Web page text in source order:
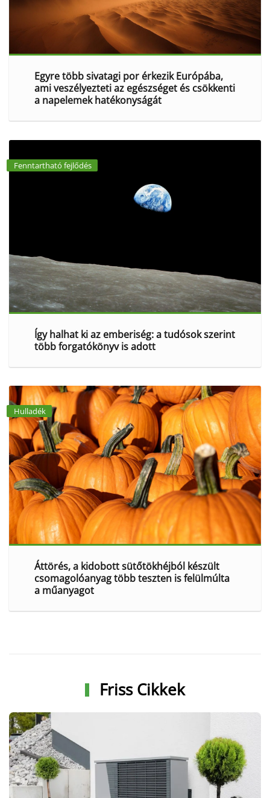
Egyre több sivatagi por érkezik Európába,
ami veszélyezteti az egészséget és csökkenti
a napelemek hatékonyságát
Fenntartható fejlődés
Így halhat ki az emberiség: a tudósok szerint
több forgatókönyv is adott
Hulladék
Áttörés, a kidobott sütőtökhéjból készült
csomagolóanyag több teszten is felülmúlta
a műanyagot
Friss Cikkek